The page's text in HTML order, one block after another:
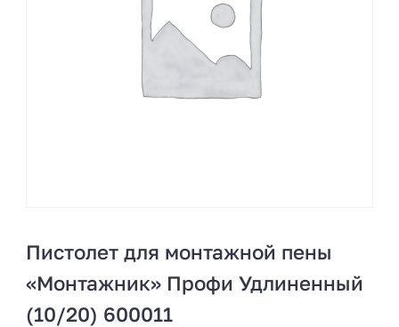
Пистолет для монтажной пены
«Монтажник» Профи Удлиненный
(10/20) 600011